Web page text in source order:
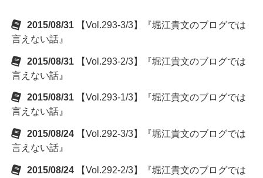
2015/08/31
【Vol.293-3/3】『堀江貴文のブログでは
言えない話』
2015/08/31
【Vol.293-2/3】『堀江貴文のブログでは
言えない話』
2015/08/31
【Vol.293-1/3】『堀江貴文のブログでは
言えない話』
2015/08/24
【Vol.292-3/3】『堀江貴文のブログでは
言えない話』
2015/08/24
【Vol.292-2/3】『堀江貴文のブログでは